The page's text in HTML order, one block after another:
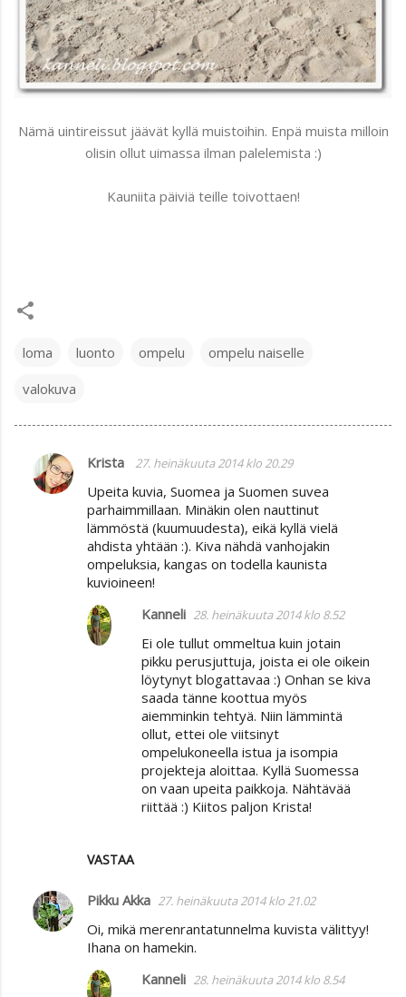
Nämä uintireissut jäävät kyllä muistoihin. Enpä muista milloin
olisin ollut uimassa ilman palelemista :)
Kauniita päiviä teille toivottaen!
loma luonto ompelu
ompelu naiselle
valokuva
K
o
Krista 27. heinäkuuta 2014 klo 20.29
Upeita kuvia, Suomea ja Suomen suvea
parhaimmillaan. Minäkin olen nauttinut
lämmöstä (kuumuudesta), eikä kyllä vielä
ahdista yhtään :). Kiva nähdä vanhojakin
ompeluksia, kangas on todella kaunista
kuvioineen!
VASTAA
Kanneli 28. heinäkuuta 2014 klo 8.52
Ei ole tullut ommeltua kuin jotain
pikku perusjuttuja, joista ei ole oikein
löytynyt blogattavaa :) Onhan se kiva
saada tänne koottua myös
aiemminkin tehtyä. Niin lämmintä
ollut, ettei ole viitsinyt
ompelukoneella istua ja isompia
projekteja aloittaa. Kyllä Suomessa
on vaan upeita paikkoja. Nähtävää
riittää :) Kiitos paljon Krista!
Pikku Akka 27. heinäkuuta 2014 klo 21.02
Oi, mikä merenrantatunnelma kuvista välittyy!
Ihana on hamekin.
Kanneli 28. heinäkuuta 2014 klo 8.54